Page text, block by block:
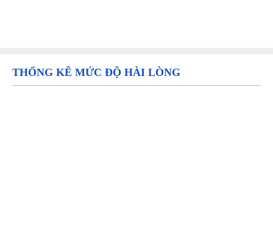
THỐNG KÊ MỨC ĐỘ HÀI LÒNG